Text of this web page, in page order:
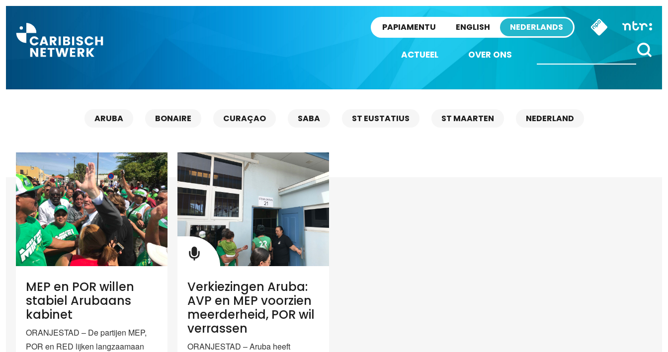
PAPIAMENTU ENGLISH NEDERLANDS
ACTUEEL OVER ONS
ARUBA BONAIRE CURAÇAO SABA ST EUSTATIUS ST MAARTEN NEDERLAND
MEP en POR willen
stabiel Arubaans
kabinet
ORANJESTAD – De partijen MEP,
POR en RED lijken langzaamaan
Verkiezingen Aruba:
AVP en MEP voorzien
meerderheid, POR wil
verrassen
ORANJESTAD – Aruba heeft